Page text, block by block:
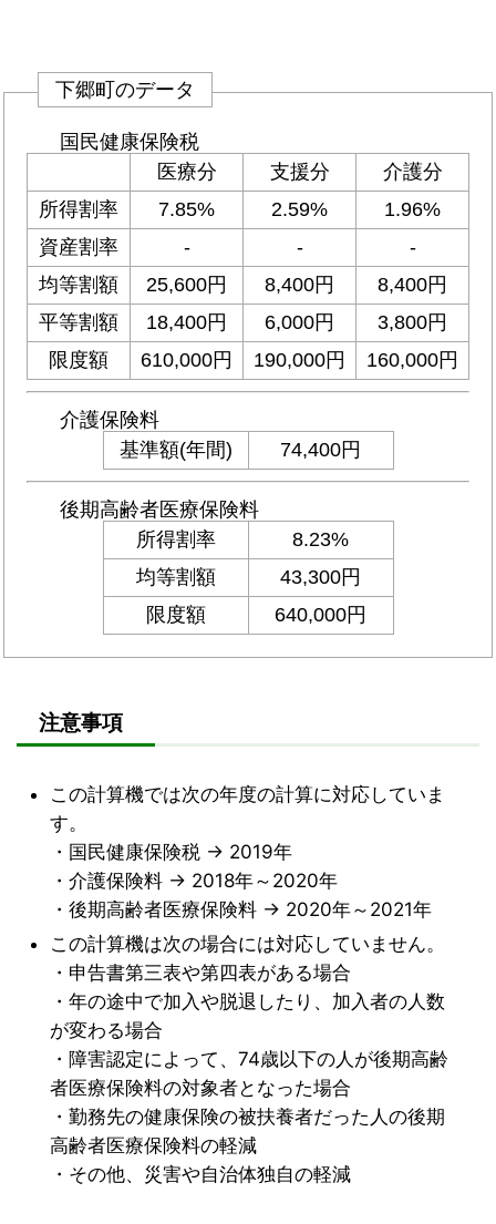
注意事項
この計算機では次の年度の計算に対応していま
す。
・国民健康保険税 → 2019年
・介護保険料 → 2018年～2020年
・後期高齢者医療保険料 → 2020年～2021年
この計算機は次の場合には対応していません。
・申告書第三表や第四表がある場合
・年の途中で加入や脱退したり、加入者の人数
が変わる場合
・障害認定によって、74歳以下の人が後期高齢
者医療保険料の対象者となった場合
・勤務先の健康保険の被扶養者だった人の後期
高齢者医療保険料の軽減
・その他、災害や自治体独自の軽減